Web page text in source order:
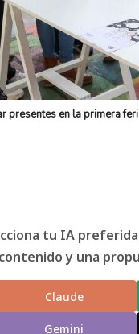
presentes en la primera
tu IA
contenido y una
Claude
Gemini